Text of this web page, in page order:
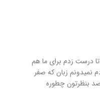
آقا فراز من از ۸۰ تا سوال ۳۰ تا درست زدم برای ما هم
نمیدونم زبان که صفر